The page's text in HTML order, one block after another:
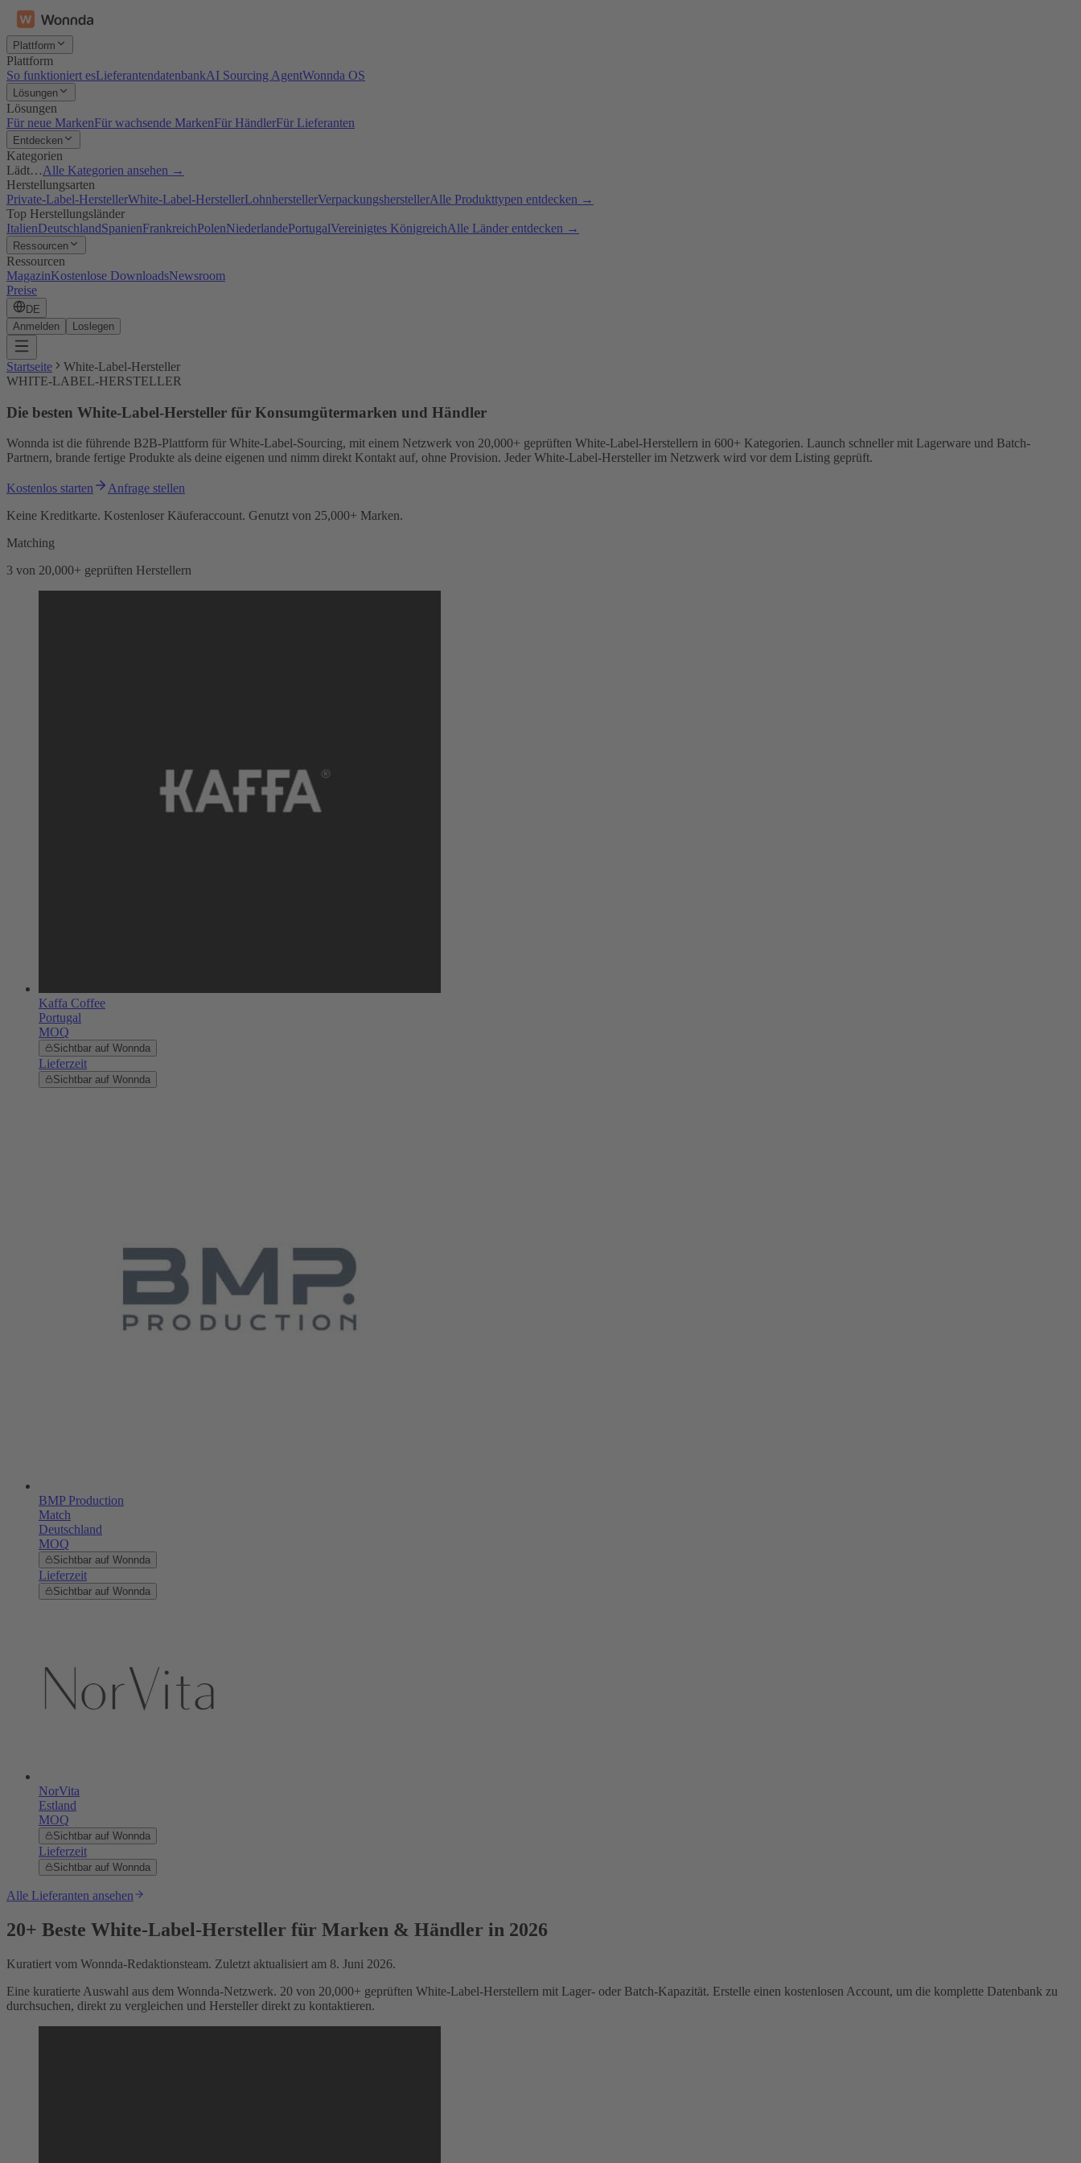
Plattform
Plattform
So funktioniert esLieferantendatenbankAI Sourcing AgentWonnda OS
Lösungen
Lösungen
Für neue MarkenFür wachsende MarkenFür HändlerFür Lieferanten
Entdecken
Kategorien
Lädt…Alle Kategorien ansehen →
Herstellungsarten
Private-Label-HerstellerWhite-Label-HerstellerLohnherstellerVerpackungsherstellerAlle Produkttypen entdecken →
Top Herstellungsländer
ItalienDeutschlandSpanienFrankreichPolenNiederlandePortugalVereinigtes KönigreichAlle Länder entdecken →
Ressourcen
Ressourcen
MagazinKostenlose DownloadsNewsroom
Preise
DE
Anmelden
Loslegen
Startseite
White-Label-Hersteller
WHITE-LABEL-HERSTELLER
Die besten White-Label-Hersteller für Konsumgütermarken und Händler
Wonnda ist die führende B2B-Plattform für White-Label-Sourcing, mit einem Netzwerk von 20,000+ geprüften White-Label-Herstellern in 600+ Kategorien. Launch schneller mit Lagerware und Batch-
Partnern, brande fertige Produkte als deine eigenen und nimm direkt Kontakt auf, ohne Provision. Jeder White-Label-Hersteller im Netzwerk wird vor dem Listing geprüft.
Kostenlos starten
Anfrage stellen
Keine Kreditkarte. Kostenloser Käuferaccount. Genutzt von 25,000+ Marken.
Matching
3 von 20,000+ geprüften Herstellern
Kaffa Coffee
Portugal
MOQ
Sichtbar auf Wonnda
Lieferzeit
Sichtbar auf Wonnda
BMP Production
Match
Deutschland
MOQ
Sichtbar auf Wonnda
Lieferzeit
Sichtbar auf Wonnda
NorVita
Estland
MOQ
Sichtbar auf Wonnda
Lieferzeit
Sichtbar auf Wonnda
Alle Lieferanten ansehen
20+ Beste White-Label-Hersteller für Marken & Händler in 2026
Kuratiert vom Wonnda-Redaktionsteam. Zuletzt aktualisiert am 8. Juni 2026.
Eine kuratierte Auswahl aus dem Wonnda-Netzwerk. 20 von 20,000+ geprüften White-Label-Herstellern mit Lager- oder Batch-Kapazität. Erstelle einen kostenlosen Account, um die komplette Datenbank zu
durchsuchen, direkt zu vergleichen und Hersteller direkt zu kontaktieren.